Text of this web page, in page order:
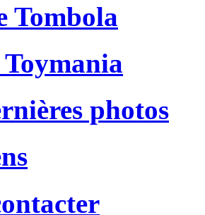
Tombola
Toymania
photos